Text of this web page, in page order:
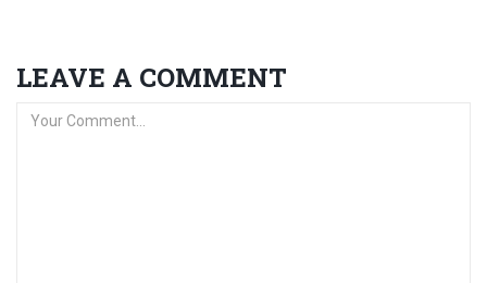
LEAVE A COMMENT